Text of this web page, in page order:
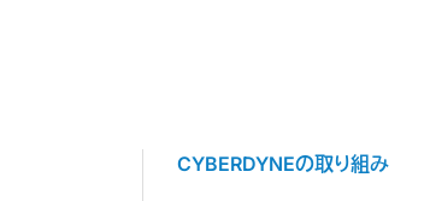
CYBERDYNEの取り組み